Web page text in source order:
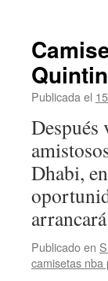
Publicada el
Después
Dhabi,
Publicado en
camisetas